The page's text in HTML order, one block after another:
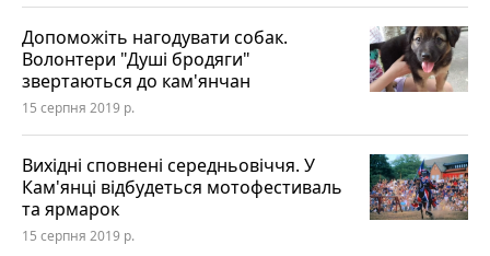
Допоможіть нагодувати собак.
Волонтери "Душі бродяги"
звертаються до кам'янчан
15 серпня 2019 р.
Вихідні сповнені середньовіччя. У
Кам'янці відбудеться мотофестиваль
та ярмарок
15 серпня 2019 р.